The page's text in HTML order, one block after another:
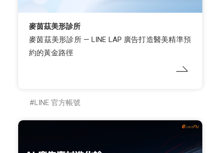
麥茵茲美形診所
麥茵茲美形診所 — LINE LAP 廣告打造醫美精準預
約的黃金路徑
LINE 官方帳號